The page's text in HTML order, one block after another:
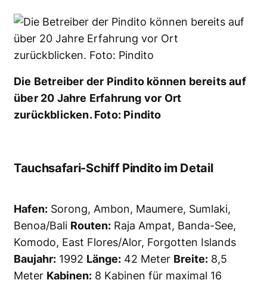
Die Betreiber der Pindito können bereits auf
über 20 Jahre Erfahrung vor Ort
zurückblicken. Foto: Pindito
Tauchsafari-Schiff Pindito im Detail
Hafen: Sorong, Ambon, Maumere, Sumlaki,
Benoa/Bali Routen: Raja Ampat, Banda-See,
Komodo, East Flores/Alor, Forgotten Islands
Baujahr: 1992 Länge: 42 Meter Breite: 8,5
Meter Kabinen: 8 Kabinen für maximal 16